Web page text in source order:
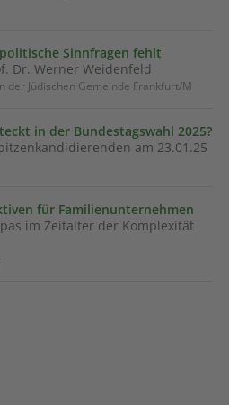
Sinnfragen fehlt
Dr. Werner Weidenfeld
der Jüdischen Gemeinde Frankfurt/M
in der Bundestagswahl 2025?
am 23.01.25
für Familienunternehmen
im Zeitalter der Komplexität